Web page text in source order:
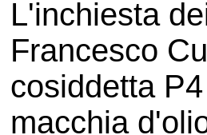
L'inchiesta
Francesco
cosiddetta
macchia